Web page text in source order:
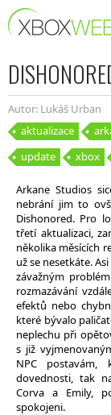
Autor: Lukáš Urban
aktualizace
update
xbox
Arkane Studios
nebrání jim to
Dishonored. Pro
třetí aktualizaci,
několika měsících
už se nesetkáte.
závažným
rozmazávání
efektů nebo
které bývalo
neplechu při
s již
NPC postavám,
dovednosti, tak
Corva a Emily,
spokojeni.